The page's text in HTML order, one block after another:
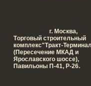
г. Москва,
Tорговый строительный
комплекс"Тракт-
(Пересечение МКАД и
Ярославского шоссе),
Павильоны П-41, Р-26.